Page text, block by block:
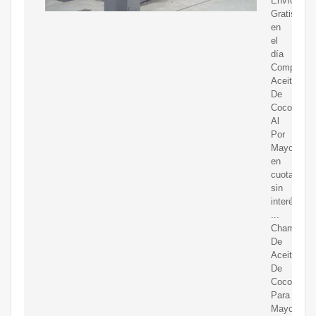
Gratis
en
el
día
Compre
Aceite
De
Coco
Al
Por
Mayor
en
cuotas
sin
interés!
Champú
De
Aceite
De
Coco
Para
Mayor